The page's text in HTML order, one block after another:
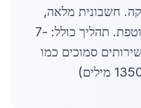
עם אספקה. חשבונית מלאה,
אחריות שנה אחת. תמיכה שוטפת. תהליך כולל: 7-
שירותים סמוכים כמו